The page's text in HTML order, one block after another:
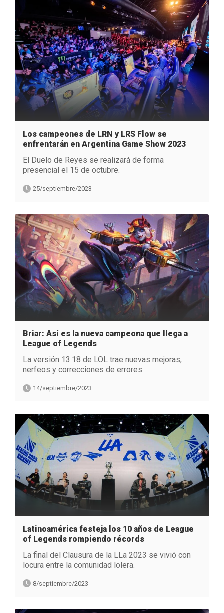
Los campeones de LRN y LRS Flow se
enfrentarán en Argentina Game Show 2023
El Duelo de Reyes se realizará de forma
presencial el 15 de octubre.
25/septiembre/2023
Briar: Así es la nueva campeona que llega a
League of Legends
La versión 13.18 de LOL trae nuevas mejoras,
nerfeos y correcciones de errores.
14/septiembre/2023
Latinoamérica festeja los 10 años de League
of Legends rompiendo récords
La final del Clausura de la LLa 2023 se vivió con
locura entre la comunidad lolera.
8/septiembre/2023